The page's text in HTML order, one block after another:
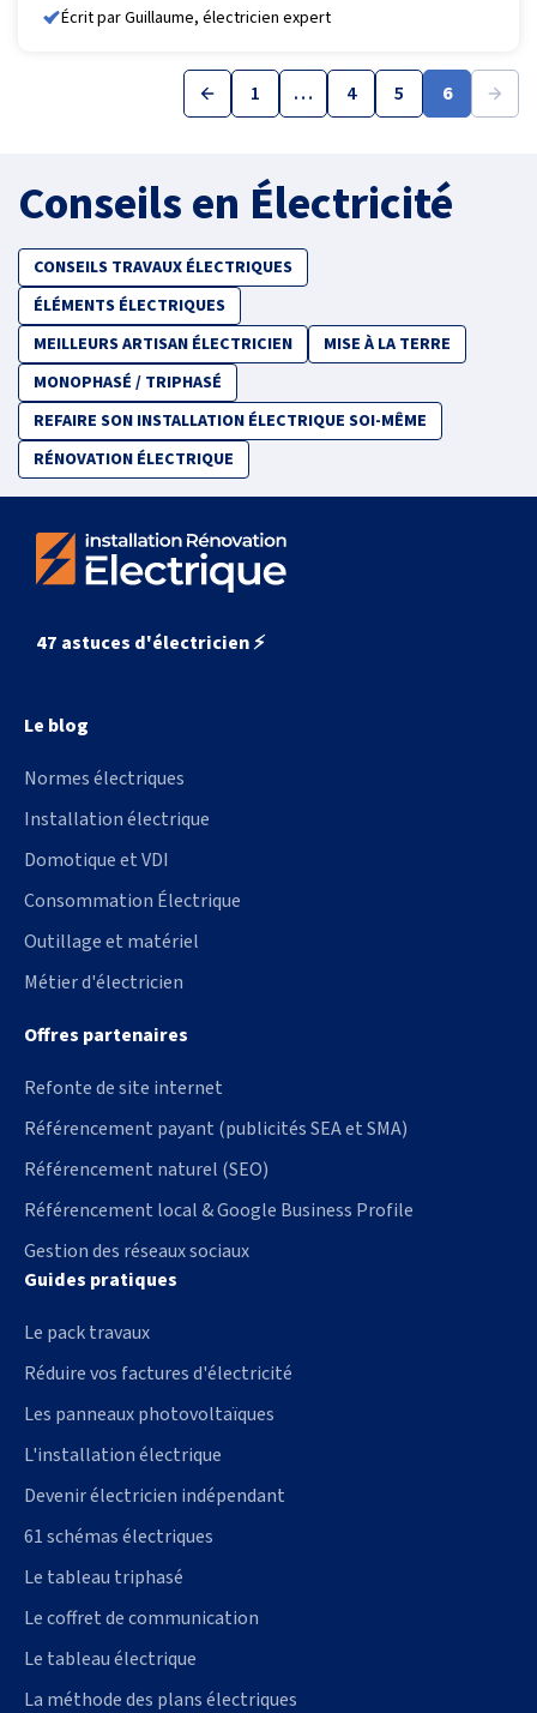
Écrit par Guillaume, électricien expert
1 … 4 5 6
Conseils en Électricité
CONSEILS TRAVAUX ÉLECTRIQUES
ÉLÉMENTS ÉLECTRIQUES
MEILLEURS ARTISAN ÉLECTRICIEN
MISE À LA TERRE
MONOPHASÉ / TRIPHASÉ
REFAIRE SON INSTALLATION ÉLECTRIQUE SOI-MÊME
RÉNOVATION ÉLECTRIQUE
47 astuces d'électricien ⚡️
Le blog
Normes électriques
Installation électrique
Domotique et VDI
Consommation Électrique
Outillage et matériel
Métier d'électricien
Offres partenaires
Refonte de site internet
Référencement payant (publicités SEA et SMA)
Référencement naturel (SEO)
Référencement local & Google Business Profile
Gestion des réseaux sociaux
Guides pratiques
Le pack travaux
Réduire vos factures d'électricité
Les panneaux photovoltaïques
L'installation électrique
Devenir électricien indépendant
61 schémas électriques
Le tableau triphasé
Le coffret de communication
Le tableau électrique
La méthode des plans électriques